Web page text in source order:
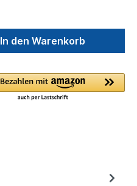
In den Warenkorb